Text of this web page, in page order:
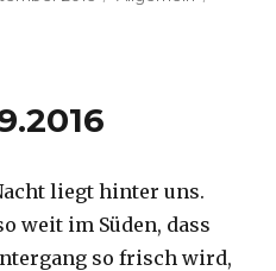
liegt hinter uns.
weit im Süden, dass
so frisch wird,